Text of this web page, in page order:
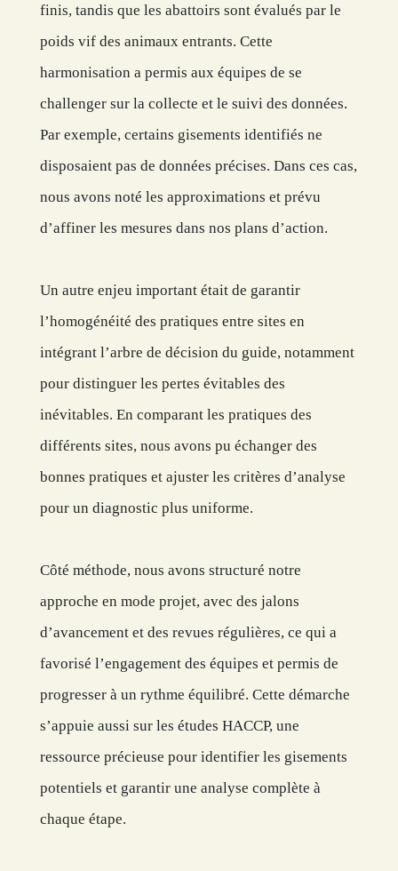
finis, tandis que les abattoirs sont évalués par le
poids vif des animaux entrants. Cette
harmonisation a permis aux équipes de se
challenger sur la collecte et le suivi des données.
Par exemple, certains gisements identifiés ne
disposaient pas de données précises. Dans ces cas,
nous avons noté les approximations et prévu
d’affiner les mesures dans nos plans d’action.
Un autre enjeu important était de garantir
l’homogénéité des pratiques entre sites en
intégrant l’arbre de décision du guide, notamment
pour distinguer les pertes évitables des
inévitables. En comparant les pratiques des
différents sites, nous avons pu échanger des
bonnes pratiques et ajuster les critères d’analyse
pour un diagnostic plus uniforme.
Côté méthode, nous avons structuré notre
approche en mode projet, avec des jalons
d’avancement et des revues régulières, ce qui a
favorisé l’engagement des équipes et permis de
progresser à un rythme équilibré. Cette démarche
s’appuie aussi sur les études HACCP, une
ressource précieuse pour identifier les gisements
potentiels et garantir une analyse complète à
chaque étape.